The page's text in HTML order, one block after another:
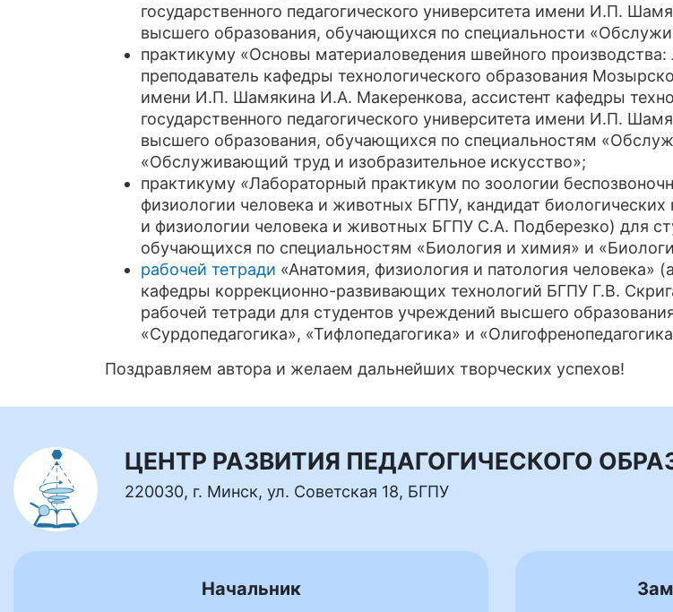
государственного педагогического университета имени И.П.
высшего образования, обучающихся по специальности
практикуму «Основы материаловедения швейного
преподаватель кафедры технологического образования
имени И.П. Шамякина И.А. Макеренкова, ассистент кафедры
государственного педагогического университета имени И.П.
высшего образования, обучающихся по специальностям
«Обслуживающий труд и изобразительное искусство»;
практикуму «Лабораторный практикум по зоологии
физиологии человека и животных БГПУ, кандидат
и физиологии человека и животных БГПУ С.А. Подберезко) для
обучающихся по специальностям «Биология и химия» и
рабочей тетради «Анатомия, физиология и патология человека»
кафедры коррекционно-развивающих технологий БГПУ Г.В.
рабочей тетради для студентов учреждений высшего
«Сурдопедагогика», «Тифлопедагогика» и
Поздравляем автора и желаем дальнейших творческих успехов!
ЦЕНТР РАЗВИТИЯ ПЕДАГОГИЧЕСКОГО
220030, г. Минск, ул. Советская 18, БГПУ
Начальник